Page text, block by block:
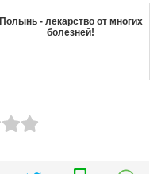
Полынь - лекарство от многих
болезней!